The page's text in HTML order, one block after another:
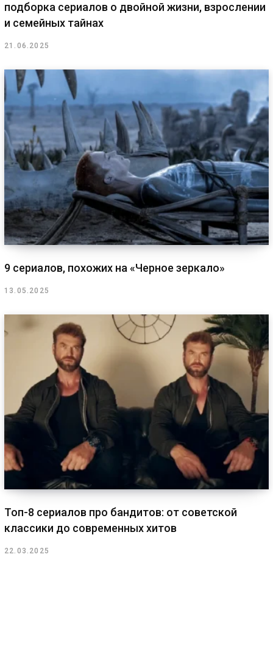
подборка сериалов о двойной жизни, взрослении
и семейных тайнах
21.06.2025
9 сериалов, похожих на «Черное зеркало»
13.05.2025
Топ-8 сериалов про бандитов: от советской
классики до современных хитов
22.03.2025